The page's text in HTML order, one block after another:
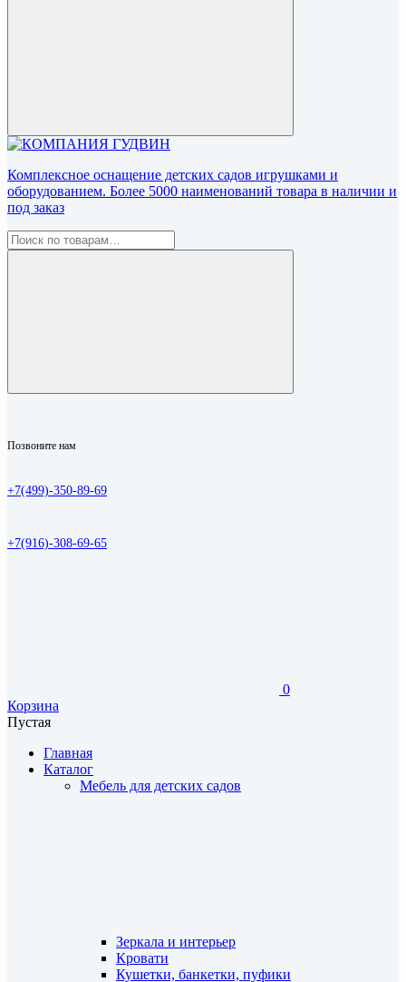
Комплексное оснащение детских садов игрушками и
оборудованием. Более 5000 наименований товара в наличии и
под заказ
Позвоните нам
+7(499)-350-89-69
+7(916)-308-69-65
0
Корзина
Пустая
Главная
Каталог
Мебель для детских садов
Зеркала и интерьер
Кровати
Кушетки, банкетки, пуфики